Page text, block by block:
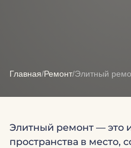
Главная/Ремонт/Элитный
Элитный ремонт — это
пространства в место,